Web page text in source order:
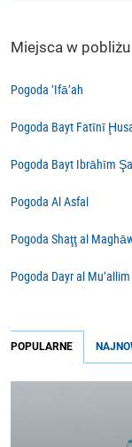
Miejsca w pobliżu
Pogoda ‘Ifā‘ah
Pogoda Bayt Fatīnī
Pogoda Bayt Ibrāhīm
Pogoda Al Asfal
Pogoda Shaţţ al
Pogoda Dayr al Mu‘allim
POPULARNE